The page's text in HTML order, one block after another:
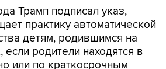
Трамп подписал указ,
практику автоматической
детям, родившимся на
родители находятся в
или по краткосрочным